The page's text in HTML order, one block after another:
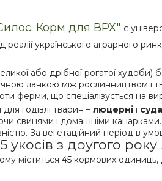
Корм для ВРХ" є
реалії українського аграрного
або дрібної рогатої
ланкою між рослинництвом і
ферми, що спеціалізується на
годівлі тварин – люцерні і
свинями і домашніми
За вегетаційний період в
укосів з другого року.
міститься 45 кормових